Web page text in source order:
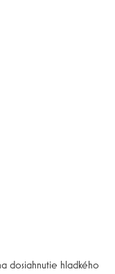
dosiahnutie hladkého